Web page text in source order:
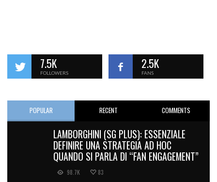
7.5K
FOLLOWERS
2.5K
FANS
POPULAR RECENT COMMENTS
LAMBORGHINI (SG PLUS): ESSENZIALE
DEFINIRE UNA STRATEGIA AD HOC
QUANDO SI PARLA DI “FAN ENGAGEMENT”
98.7K 83